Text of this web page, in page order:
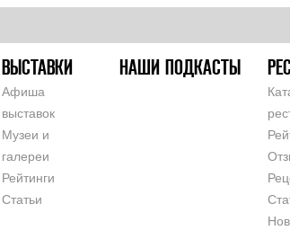
ВЫСТАВКИ
Афиша
выставок
Музеи и
галереи
Рейтинги
Статьи
НАШИ ПОДКАСТЫ